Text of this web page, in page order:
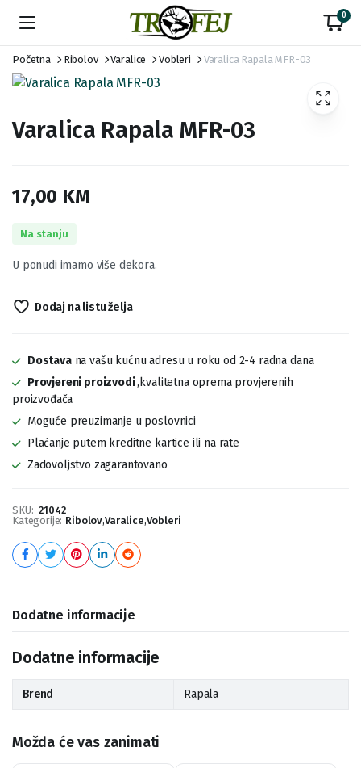
0
Početna Ribolov Varalice Vobleri Varalica Rapala MFR-03
Varalica Rapala MFR-03
17,00 KM
Na stanju
U ponudi imamo više dekora.
Dodaj na listu želja
Dostavana vašu kućnu adresu u roku od 2-4 radna dana
Provjereni proizvodi,kvalitetna oprema provjerenih
proizvođača
Moguće preuzimanje u poslovnici
Plaćanje putem kreditne kartice ili na rate
Zadovoljstvo zagarantovano
SKU: 21042
Kategorije: Ribolov,Varalice,Vobleri
Dodatne informacije
Dodatne informacije
Brend Rapala
Možda će vas zanimati